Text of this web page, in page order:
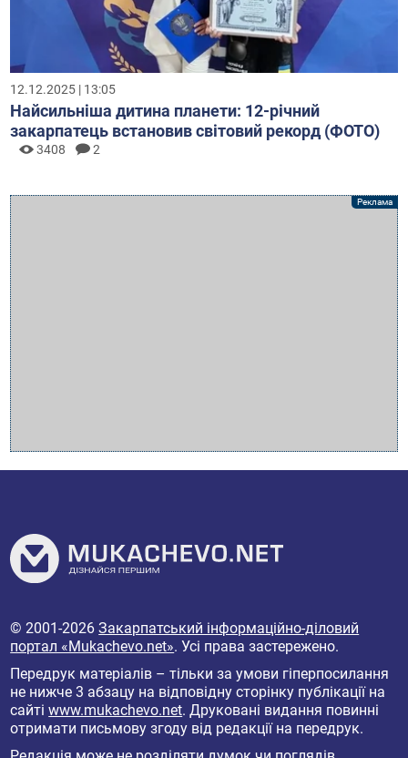
12.12.2025 | 13:05
Найсильніша дитина планети: 12-річний
закарпатець встановив світовий рекорд (ФОТО)
3408 2
© 2001-2026Закарпатський інформаційно-діловий
портал «Mukachevo.net». Усі права застережено.
Передрук матеріалів – тільки за умови гіперпосилання
не нижче 3 абзацу на відповідну сторінку публікації на
сайтіwww.mukachevo.net. Друковані видання повинні
отримати письмову згоду від редакції на передрук.